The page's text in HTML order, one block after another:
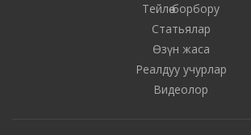
Тейлөө борбору
Статьялар
Өзүн жаса
Реалдуу учурлар
Видеолор